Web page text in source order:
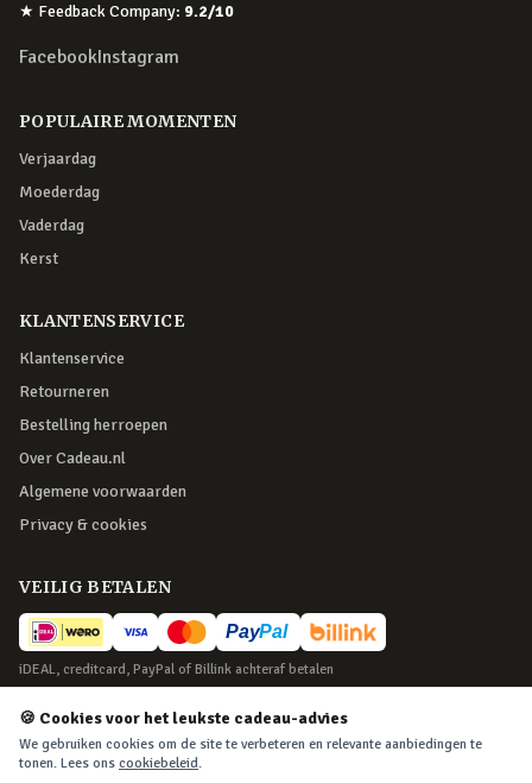
★ Feedback Company: 9.2/10
FacebookInstagram
POPULAIRE MOMENTEN
Verjaardag
Moederdag
Vaderdag
Kerst
KLANTENSERVICE
Klantenservice
Retourneren
Bestelling herroepen
Over Cadeau.nl
Algemene voorwaarden
Privacy & cookies
VEILIG BETALEN
iDEAL, creditcard, PayPal of Billink achteraf betalen
BEZORGING
Voor 22:45 besteld, morgen in huis. Tot 365 dagen retourneren.
🍪 Cookies voor het leukste cadeau-advies
We gebruiken cookies om de site te verbeteren en relevante aanbiedingen te
tonen. Lees ons cookiebeleid.